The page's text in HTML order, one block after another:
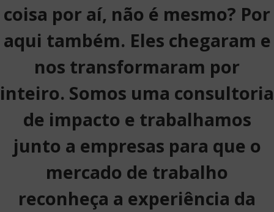
coisa por aí, não é mesmo? Por
aqui também. Eles chegaram e
nos transformaram por
inteiro. Somos uma consultoria
de impacto e trabalhamos
junto a empresas para que o
mercado de trabalho
reconheça a experiência da